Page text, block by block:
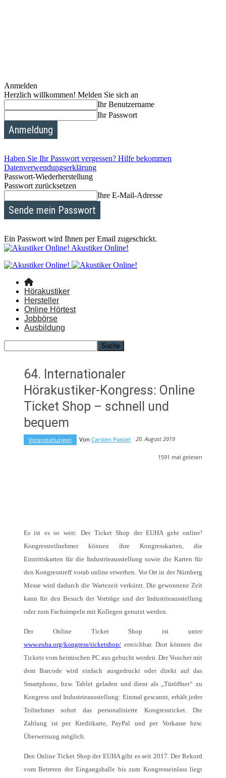
Anmelden
Herzlich willkommen! Melden Sie sich an
Ihr Benutzername
Ihr Passwort
Haben Sie Ihr Passwort vergessen? Hilfe bekommen
Datenverwendungserklärung
Passwort-Wiederherstellung
Passwort zurücksetzen
Ihre E-Mail-Adresse
Ein Passwort wird Ihnen per Email zugeschickt.
Akustiker Online!
Hörakustiker
Hersteller
Online Hörtest
Jobbörse
Ausbildung
64. Internationaler
Hörakustiker-Kongress: Online
Ticket Shop – schnell und
bequem
Veranstaltungen Von Carsten Passiel 20. August 2019
1591 mal gelesen
Es ist es so weit: Der Ticket Shop der EUHA geht online!
Kongressteilnehmer können ihre Kongresskarten, die
Eintrittskarten für die Industrieausstellung sowie die Karten für
den Kongresstreff vorab online erwerben. Vor Ort in der Nürnberg
Messe wird dadurch die Wartezeit verkürzt. Die gewonnene Zeit
kann für den Besuch der Vorträge und der Industrieausstellung
oder zum Fachsimpeln mit Kollegen genutzt werden.
Der Online Ticket Shop ist unter
www.euha.org/kongress/ticketshop/ erreichbar. Dort können die
Tickets vom heimischen PC aus gebucht werden. Der Voucher mit
dem Barcode wird einfach ausgedruckt oder direkt auf das
Smartphone, bzw. Tablet geladen und dient als „Türöffner“ zu
Kongress und Industrieausstellung: Einmal gescannt, erhält jeder
Teilnehmer sofort das personalisierte Kongressticket. Die
Zahlung ist per Kreditkarte, PayPal und per Vorkasse bzw.
Überweisung möglich.
Den Online Ticket Shop der EUHA gibt es seit 2017. Der Rekord
vom Betreten der Eingangshalle bis zum Kongresseinlass liegt